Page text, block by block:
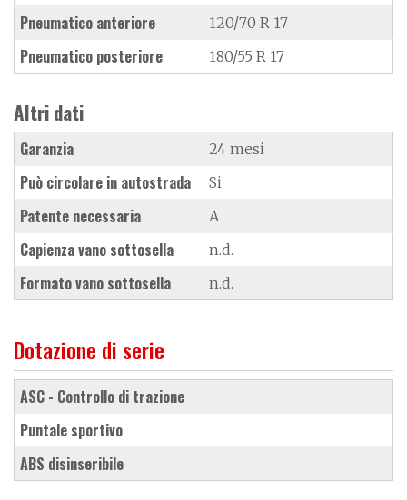
Pneumatico anteriore 120/70 R 17
Pneumatico posteriore 180/55 R 17
Altri dati
Garanzia 24 mesi
Può circolare in autostrada Si
Patente necessaria A
Capienza vano sottosella n.d.
Formato vano sottosella n.d.
Dotazione di serie
ASC - Controllo di trazione
puntale sportivo
ABS disinseribile